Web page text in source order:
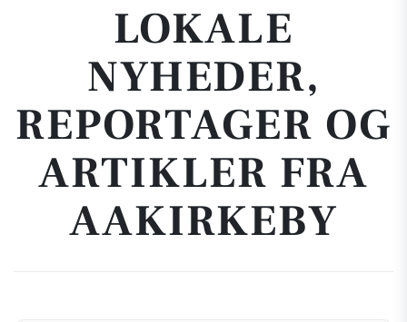
LOKALE
NYHEDER,
REPORTAGER OG
ARTIKLER FRA
AAKIRKEBY